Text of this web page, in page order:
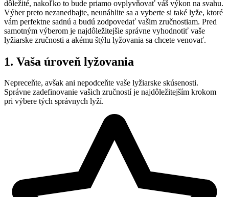
dôležité, nakoľko to bude priamo ovplyvňovať váš výkon na svahu.
Výber preto nezanedbajte, neunáhlite sa a vyberte si také lyže, ktoré
vám perfektne sadnú a budú zodpovedať vašim zručnostiam. Pred
samotným výberom je najdôležitejšie správne vyhodnotiť vaše
lyžiarske zručnosti a akému štýlu lyžovania sa chcete venovať.
1. Vaša úroveň lyžovania
Nepreceňte, avšak ani nepodceňte vaše lyžiarske skúsenosti.
Správne zadefinovanie vašich zručností je najdôležitejším krokom
pri výbere tých správnych lyží.